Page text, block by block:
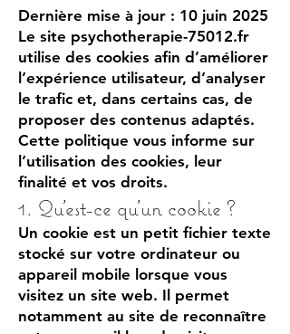
Dernière mise à jour : 10 juin 2025
Le site psychotherapie-75012.fr
utilise des cookies afin d’améliorer
l’expérience utilisateur, d’analyser
le trafic et, dans certains cas, de
proposer des contenus adaptés.
Cette politique vous informe sur
l’utilisation des cookies, leur
finalité et vos droits.
1. Qu’est-ce qu’un cookie ?
Un cookie est un petit fichier texte
stocké sur votre ordinateur ou
appareil mobile lorsque vous
visitez un site web. Il permet
notamment au site de reconnaître